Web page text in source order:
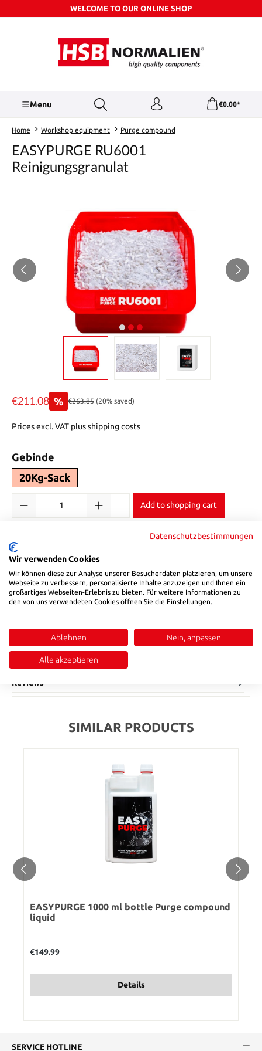
Skip to main contentWELCOME TO OUR ONLINE SHOP
Menu €0.00*
Home Workshop equipment Purge compound
EASYPURGE RU6001
Reinigungsgranulat
Sale price:
€211.08 % Regular price:
€263.85 (20% saved)
Prices excl. VAT plus shipping costs
Select
Gebinde
20Kg-Sack
Add to shopping cart
Description
productEasypurge RU6001cleaning
formulachemicalprocessing temperature182 - 296°C (360-
carrier resin and contain non-abrasive,mineral reinforcing
materials that enable gentle mechanical cleaning.The fine but
effective scrubbing particles re…
Reviews
SIMILAR PRODUCTS
EASYPURGE 1000 ml bottle Purge compound
liquid
€149.99
Details
SERVICE HOTLINE
Datenschutzbestimmungen
Wir verwenden Cookies
Wir können diese zur Analyse unserer Besucherdaten platzieren, um unsere
Webseite zu verbessern, personalisierte Inhalte anzuzeigen und Ihnen ein
großartiges Webseiten-Erlebnis zu bieten. Für weitere Informationen zu
den von uns verwendeten Cookies öffnen Sie die Einstellungen.
Ablehnen Nein, anpassen
Alle akzeptieren